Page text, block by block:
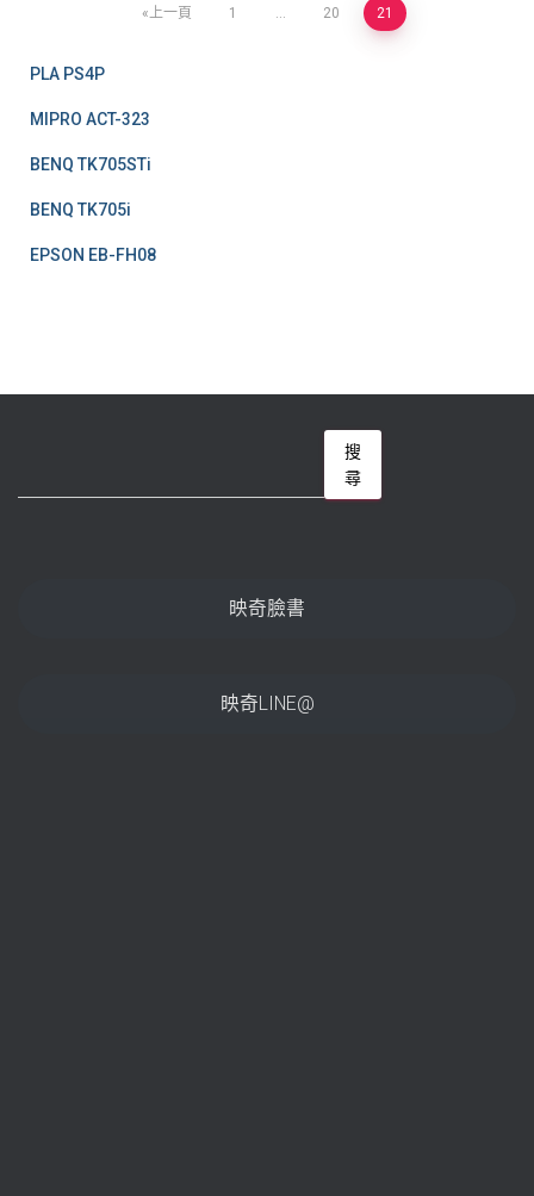
章
分
頁
上一頁 1 ... 20 21
PLA PS4P
MIPRO ACT-323
BENQ TK705STi
BENQ TK705i
EPSON EB-FH08
搜
尋
映奇臉書
映奇LINE@